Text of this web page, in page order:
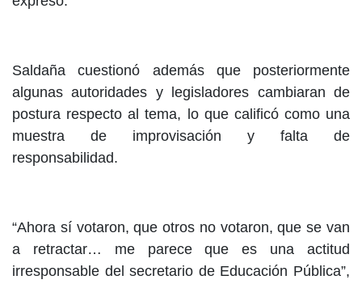
Saldaña cuestionó además que posteriormente
algunas autoridades y legisladores cambiaran de
postura respecto al tema, lo que calificó como una
muestra de improvisación y falta de
responsabilidad.
“Ahora sí votaron, que otros no votaron, que se van
a retractar… me parece que es una actitud
irresponsable del secretario de Educación Pública”,